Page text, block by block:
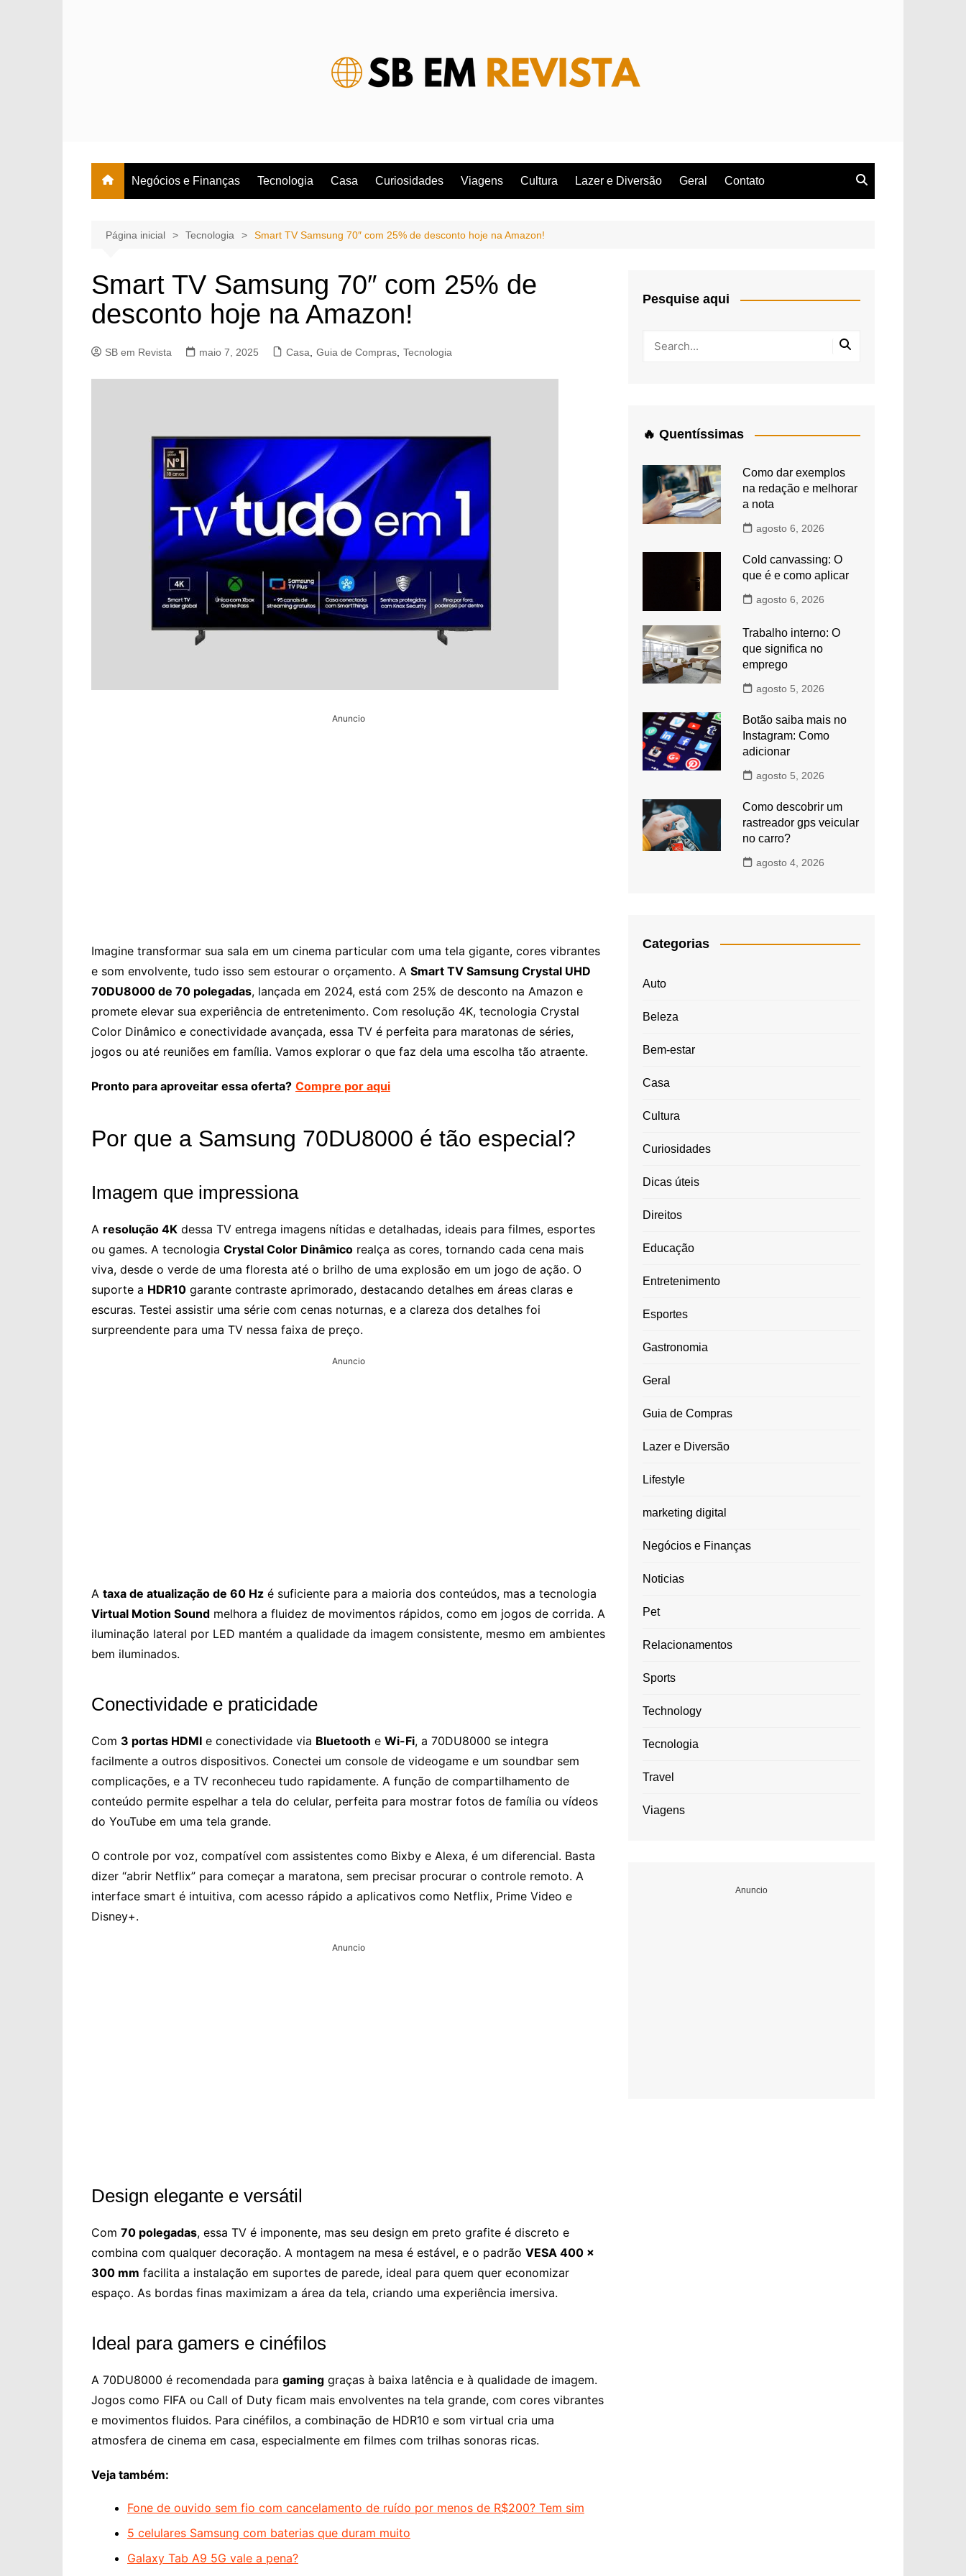
Negócios e Finanças Tecnologia Casa Curiosidades Viagens Cultura Lazer e Diversão Geral Contato
Página inicial Tecnologia Smart TV Samsung 70″ com 25% de desconto hoje na Amazon!
Smart TV Samsung 70″ com 25% de
desconto hoje na Amazon!
SB em Revista maio 7, 2025 Casa Guia de Compras Tecnologia
Anuncio
Imagine transformar sua sala em um cinema particular com uma tela gigante, cores vibrantes
e som envolvente, tudo isso sem estourar o orçamento. A Smart TV Samsung Crystal UHD
70DU8000 de 70 polegadas, lançada em 2024, está com 25% de desconto na Amazon e
promete elevar sua experiência de entretenimento. Com resolução 4K, tecnologia Crystal
Color Dinâmico e conectividade avançada, essa TV é perfeita para maratonas de séries,
jogos ou até reuniões em família. Vamos explorar o que faz dela uma escolha tão atraente.
Pronto para aproveitar essa oferta? Compre por aqui
Por que a Samsung 70DU8000 é tão especial?
Imagem que impressiona
A resolução 4K dessa TV entrega imagens nítidas e detalhadas, ideais para filmes, esportes
ou games. A tecnologia Crystal Color Dinâmico realça as cores, tornando cada cena mais
viva, desde o verde de uma floresta até o brilho de uma explosão em um jogo de ação. O
suporte a HDR10 garante contraste aprimorado, destacando detalhes em áreas claras e
escuras. Testei assistir uma série com cenas noturnas, e a clareza dos detalhes foi
surpreendente para uma TV nessa faixa de preço.
Anuncio
A taxa de atualização de 60 Hz é suficiente para a maioria dos conteúdos, mas a tecnologia
Virtual Motion Sound melhora a fluidez de movimentos rápidos, como em jogos de corrida. A
iluminação lateral por LED mantém a qualidade da imagem consistente, mesmo em ambientes
bem iluminados.
Conectividade e praticidade
Com 3 portas HDMI e conectividade via Bluetooth e Wi-Fi, a 70DU8000 se integra
facilmente a outros dispositivos. Conectei um console de videogame e um soundbar sem
complicações, e a TV reconheceu tudo rapidamente. A função de compartilhamento de
conteúdo permite espelhar a tela do celular, perfeita para mostrar fotos de família ou vídeos
do YouTube em uma tela grande.
O controle por voz, compatível com assistentes como Bixby e Alexa, é um diferencial. Basta
dizer “abrir Netflix” para começar a maratona, sem precisar procurar o controle remoto. A
interface smart é intuitiva, com acesso rápido a aplicativos como Netflix, Prime Video e
Disney+.
Anuncio
Design elegante e versátil
Com 70 polegadas, essa TV é imponente, mas seu design em preto grafite é discreto e
combina com qualquer decoração. A montagem na mesa é estável, e o padrão VESA 400 x
300 mm facilita a instalação em suportes de parede, ideal para quem quer economizar
espaço. As bordas finas maximizam a área da tela, criando uma experiência imersiva.
Ideal para gamers e cinéfilos
A 70DU8000 é recomendada para gaming graças à baixa latência e à qualidade de imagem.
Jogos como FIFA ou Call of Duty ficam mais envolventes na tela grande, com cores vibrantes
e movimentos fluidos. Para cinéfilos, a combinação de HDR10 e som virtual cria uma
atmosfera de cinema em casa, especialmente em filmes com trilhas sonoras ricas.
Veja também:
Fone de ouvido sem fio com cancelamento de ruído por menos de R$200? Tem sim
5 celulares Samsung com baterias que duram muito
Galaxy Tab A9 5G vale a pena?
Pesquise aqui
🔥 Quentíssimas
Como dar exemplos
na redação e melhorar
a nota
agosto 6, 2026
Cold canvassing: O
que é e como aplicar
agosto 6, 2026
Trabalho interno: O
que significa no
emprego
agosto 5, 2026
Botão saiba mais no
Instagram: Como
adicionar
agosto 5, 2026
Como descobrir um
rastreador gps veicular
no carro?
agosto 4, 2026
Categorias
Auto
Beleza
Bem-estar
Casa
Cultura
Curiosidades
Dicas úteis
Direitos
Educação
Entretenimento
Esportes
Gastronomia
Geral
Guia de Compras
Lazer e Diversão
Lifestyle
marketing digital
Negócios e Finanças
Noticias
Pet
Relacionamentos
Sports
Technology
Tecnologia
Travel
Viagens
Anuncio